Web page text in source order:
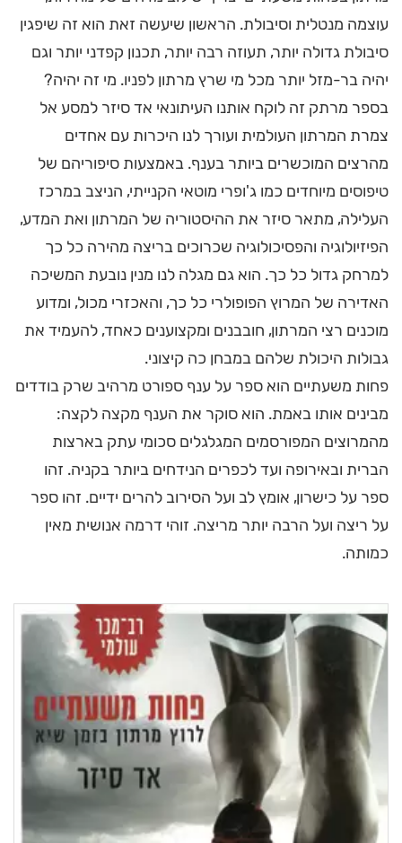
עוצמה מנטלית וסיבולת. הראשון שיעשה זאת הוא זה שיפגין
סיבולת גדולה יותר, תעוזה רבה יותר, תכנון קפדני יותר וגם
יהיה בר-מזל יותר מכל מי שרץ מרתון לפניו. מי זה יהיה?
בספר מרתק זה לוקח אותנו העיתונאי אד סיזר למסע אל
צמרת המרתון העולמית ועורך לנו היכרות עם אחדים
מהרצים המוכשרים ביותר בענף. באמצעות סיפוריהם של
טיפוסים מיוחדים כמו ג'ופרי מוטאי הקנייתי, הניצב במרכז
העלילה, מתאר סיזר את ההיסטוריה של המרתון ואת המדע,
הפיזיולוגיה והפסיכולוגיה שכרוכים בריצה מהירה כל כך
למרחק גדול כל כך. הוא גם מגלה לנו מנין נובעת המשיכה
האדירה של המרוץ הפופולרי כל כך, והאכזרי מכול, ומדוע
מוכנים רצי המרתון, חובבנים ומקצוענים כאחד, להעמיד את
גבולות היכולת שלהם במבחן כה קיצוני.
פחות משעתיים הוא ספר על ענף ספורט מרהיב שרק בודדים
מבינים אותו באמת. הוא סוקר את הענף מקצה לקצה:
מהמרוצים המפורסמים המגלגלים סכומי עתק בארצות
הברית ובאירופה ועד לכפרים הנידחים ביותר בקניה. זהו
ספר על כישרון, אומץ לב ועל הסירוב להרים ידיים. זהו ספר
על ריצה ועל הרבה יותר מריצה. זוהי דרמה אנושית מאין
כמותה.